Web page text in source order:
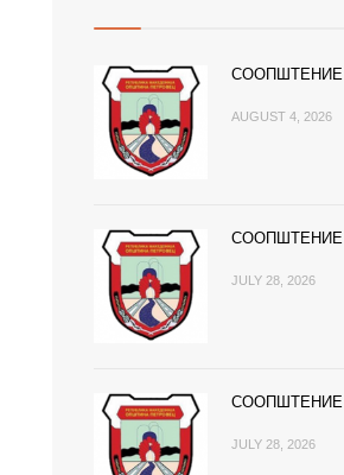
СООПШТЕНИЕ
AUGUST 4, 2026
СООПШТЕНИЕ
JULY 28, 2026
СООПШТЕНИЕ
JULY 28, 2026